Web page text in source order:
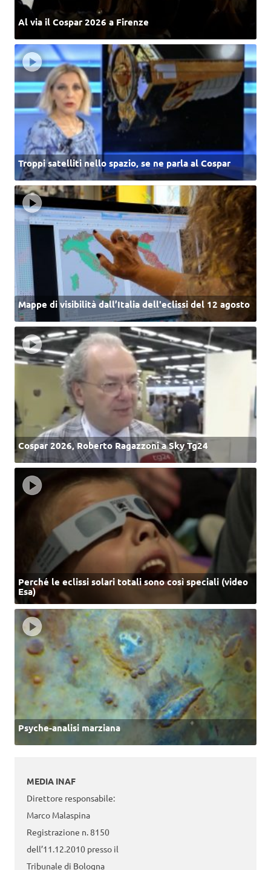
Al via il Cospar 2026 a Firenze
Troppi satelliti nello spazio, se ne parla al Cospar
Mappe di visibilità dall’Italia dell'eclissi del 12 agosto
Cospar 2026, Roberto Ragazzoni a Sky Tg24
Perché le eclissi solari totali sono così speciali (video
Esa)
Psyche-analisi marziana
MEDIA INAF
Direttore responsabile:
Marco Malaspina
Registrazione n. 8150
dell’11.12.2010 presso il
Tribunale di Bologna